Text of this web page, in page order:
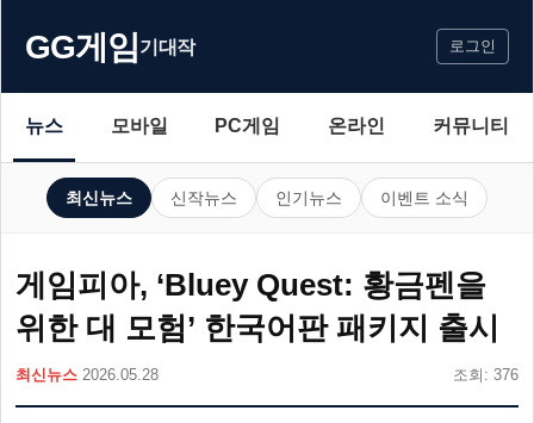
GG게임기대작 로그인
뉴스 모바일 PC게임 온라인 커뮤니티
최신뉴스 신작뉴스 인기뉴스 이벤트 소식
게임피아, ‘Bluey Quest: 황금펜을
위한 대 모험’ 한국어판 패키지 출시
최신뉴스 2026.05.28 조회: 376